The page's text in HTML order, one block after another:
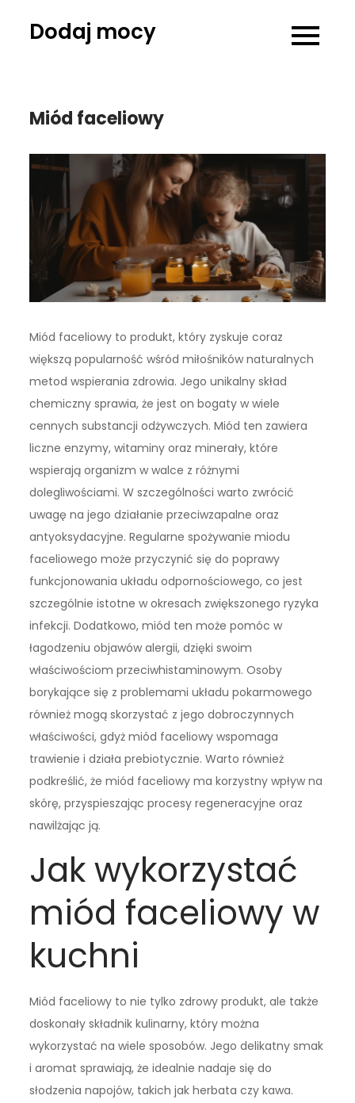
Dodaj mocy
Miód faceliowy
Miód faceliowy to produkt, który zyskuje coraz
większą popularność wśród miłośników naturalnych
metod wspierania zdrowia. Jego unikalny skład
chemiczny sprawia, że jest on bogaty w wiele
cennych substancji odżywczych. Miód ten zawiera
liczne enzymy, witaminy oraz minerały, które
wspierają organizm w walce z różnymi
dolegliwościami. W szczególności warto zwrócić
uwagę na jego działanie przeciwzapalne oraz
antyoksydacyjne. Regularne spożywanie miodu
faceliowego może przyczynić się do poprawy
funkcjonowania układu odpornościowego, co jest
szczególnie istotne w okresach zwiększonego ryzyka
infekcji. Dodatkowo, miód ten może pomóc w
łagodzeniu objawów alergii, dzięki swoim
właściwościom przeciwhistaminowym. Osoby
borykające się z problemami układu pokarmowego
również mogą skorzystać z jego dobroczynnych
właściwości, gdyż miód faceliowy wspomaga
trawienie i działa prebiotycznie. Warto również
podkreślić, że miód faceliowy ma korzystny wpływ na
skórę, przyspieszając procesy regeneracyjne oraz
nawilżając ją.
Jak wykorzystać
miód faceliowy w
kuchni
Miód faceliowy to nie tylko zdrowy produkt, ale także
doskonały składnik kulinarny, który można
wykorzystać na wiele sposobów. Jego delikatny smak
i aromat sprawiają, że idealnie nadaje się do
słodzenia napojów, takich jak herbata czy kawa.